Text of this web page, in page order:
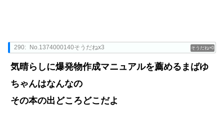
0
290: No.1374000140そうだねx3
気晴らしに爆発物作成マニュアルを薦めるまばゆ
ちゃんはなんなの
その本の出どころどこだよ